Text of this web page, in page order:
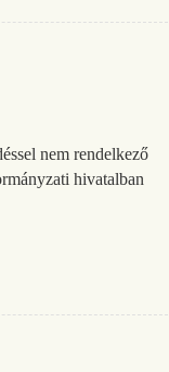
nem rendelkező
hivatalban